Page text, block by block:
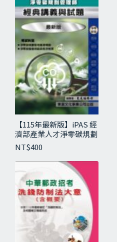
【115年最新版】iPAS 經
濟部產業人才淨零碳規劃
管理師經典講義與試題-
初級
NT$400